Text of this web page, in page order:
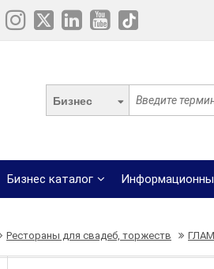
Бизнес
Бизнес каталог
Рестораны для свадеб, торжеств